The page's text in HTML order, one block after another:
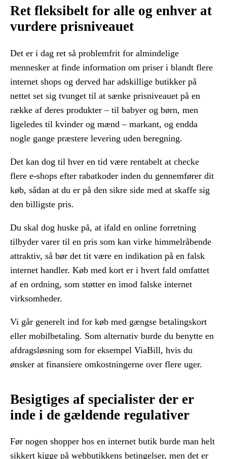
Ret fleksibelt for alle og enhver at
vurdere prisniveauet
Det er i dag ret så problemfrit for almindelige
mennesker at finde information om priser i blandt flere
internet shops og derved har adskillige butikker på
nettet set sig tvunget til at sænke prisniveauet på en
række af deres produkter – til babyer og børn, men
ligeledes til kvinder og mænd – markant, og endda
nogle gange præstere levering uden beregning.
Det kan dog til hver en tid være rentabelt at checke
flere e-shops efter rabatkoder inden du gennemfører dit
køb, sådan at du er på den sikre side med at skaffe sig
den billigste pris.
Du skal dog huske på, at ifald en online forretning
tilbyder varer til en pris som kan virke himmelråbende
attraktiv, så bør det tit være en indikation på en falsk
internet handler. Køb med kort er i hvert fald omfattet
af en ordning, som støtter en imod falske internet
virksomheder.
Vi går generelt ind for køb med gængse betalingskort
eller mobilbetaling. Som alternativ burde du benytte en
afdragsløsning som for eksempel ViaBill, hvis du
ønsker at finansiere omkostningerne over flere uger.
Besigtiges af specialister der er
inde i de gældende regulativer
Før nogen shopper hos en internet butik burde man helt
sikkert kigge på webbutikkens betingelser, men det er